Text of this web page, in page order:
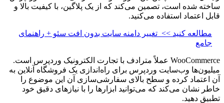
ساخته شده است، تصمین می‌کند که از یک پلاگین، با کیفیت بالا و
قابل اعتماد استفاده می‌کنید.
مطالعه کنید >> تغییر دامنه سایت بدون افت سئو + راهنمای
جامع
WooCommerce عملاً مترادف با تجارت الکترونیک وردپرس است.
میلیون‌ها وب‌سایت وردپرس برای راه‌اندازی یک فروشگاه آنلاین به
آن اعتماد کرده و سطح بالای سفارشی‌سازی آن این موضوع را
خاطر نشان می‌کند که می‌توانید ابزار‌ها را با نیاز‌های دقیق خود
تطبیق دهید.